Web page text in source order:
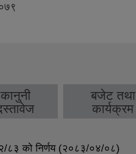
कानुनी
बजेट तथा
कार्यक्रम
८३ को निर्णय (२०८३/०४/०८)